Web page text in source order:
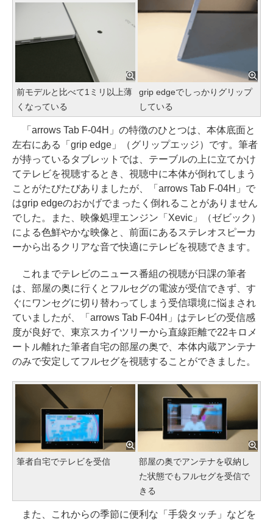
前モデルと比べて1ミリ以上薄
くなっている
grip edgeでしっかりグリップ
している
「arrows Tab F-04H」の特徴のひとつは、本体底面と
左右にある「grip edge」（グリップエッジ）です。筆者
が持っているタブレットでは、テーブルの上に立てかけ
てテレビを視聴するとき、視聴中に本体が倒れてしまう
ことがたびたびありましたが、「arrows Tab F-04H」で
はgrip edgeのおかげでまったく倒れることがありません
でした。また、映像処理エンジン「Xevic」（ゼビック）
による色鮮やかな映像と、前面にあるステレオスピーカ
ーから出るクリアな音で快適にテレビを視聴できます。
これまでテレビのニュース番組の視聴が日課の筆者
は、部屋の奥に行くとフルセグの電波が受信できず、す
ぐにワンセグに切り替わってしまう受信環境に悩まされ
ていましたが、「arrows Tab F-04H」はテレビの受信感
度が良好で、東京スカイツリーから直線距離で22キロメ
ートル離れた筆者自宅の部屋の奥で、本体内蔵アンテナ
のみで安定してフルセグを視聴することができました。
筆者自宅でテレビを受信
部屋の奥でアンテナを収納し
た状態でもフルセグを受信で
きる
また、これからの季節に便利な「手袋タッチ」などを